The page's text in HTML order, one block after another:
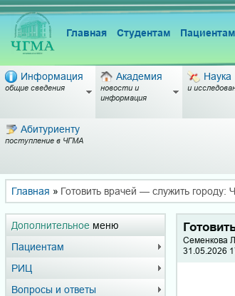
Главная Студентам Пациентам
Информация
общие сведения
Академия
новости и
информация
Наука
и
Абитуриенту
поступление в ЧГМА
Главная » Готовить врачей — служить
Дополнительное меню
Пациентам
РИЦ
Вопросы и ответы
Семенкова
31.05.2026